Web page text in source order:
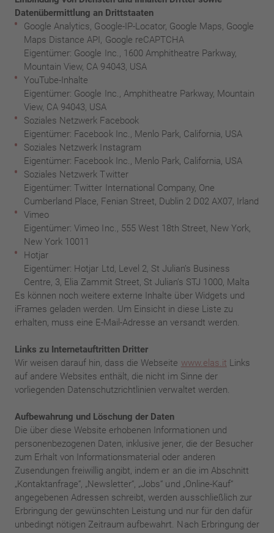
Datenübermittlung an Drittstaaten
Google Analytics, Google-IP-Locator, Google Maps, Google
Maps Distance API, Google reCAPTCHA
Eigentümer: Google Inc., 1600 Amphitheatre Parkway,
Mountain View, CA 94043, USA
YouTube-Inhalte
Eigentümer: Google Inc., Amphitheatre Parkway, Mountain
View, CA 94043, USA
Soziales Netzwerk Facebook
Eigentümer: Facebook Inc., Menlo Park, California, USA
Soziales Netzwerk Instagram
Eigentümer: Facebook Inc., Menlo Park, California, USA
Soziales Netzwerk Twitter
Eigentümer: Twitter International Company, One
Cumberland Place, Fenian Street, Dublin 2 D02 AX07, Irland
Vimeo
Eigentümer: Vimeo Inc., 555 West 18th Street, New York,
New York 10011
Hotjar
Eigentümer: Hotjar Ltd, Level 2, St Julian’s Business
Centre, 3, Elia Zammit Street, St Julian’s STJ 1000, Malta
Es können noch weitere externe Inhalte über Widgets und
iFrames geladen werden. Um Einsicht in diese Liste zu
erhalten, muss eine E-Mail-Adresse an versandt werden.
Links zu Internetauftritten Dritter
Wir weisen darauf hin, dass die Webseite www.elas.it Links
auf andere Websites enthält, die nicht im Sinne der
vorliegenden Datenschutzrichtlinien verwaltet werden.
Aufbewahrung und Löschung der Daten
Die über diese Website erhobenen Informationen und
personenbezogenen Daten, inklusive jener, die der Besucher
zum Erhalt von Informationsmaterial oder anderen
Zusendungen freiwillig angibt, indem er an die im Abschnitt
„Kontaktanfrage“, „Newsletter“, „Jobs“ und „Online-Kauf“
angegebenen Adressen schreibt, werden ausschließlich zur
Erbringung der gewünschten Leistung und nur für den dafür
unbedingt nötigen Zeitraum aufbewahrt. Nach Erbringung der